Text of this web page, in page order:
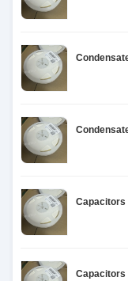
Capacitors
Capacitors